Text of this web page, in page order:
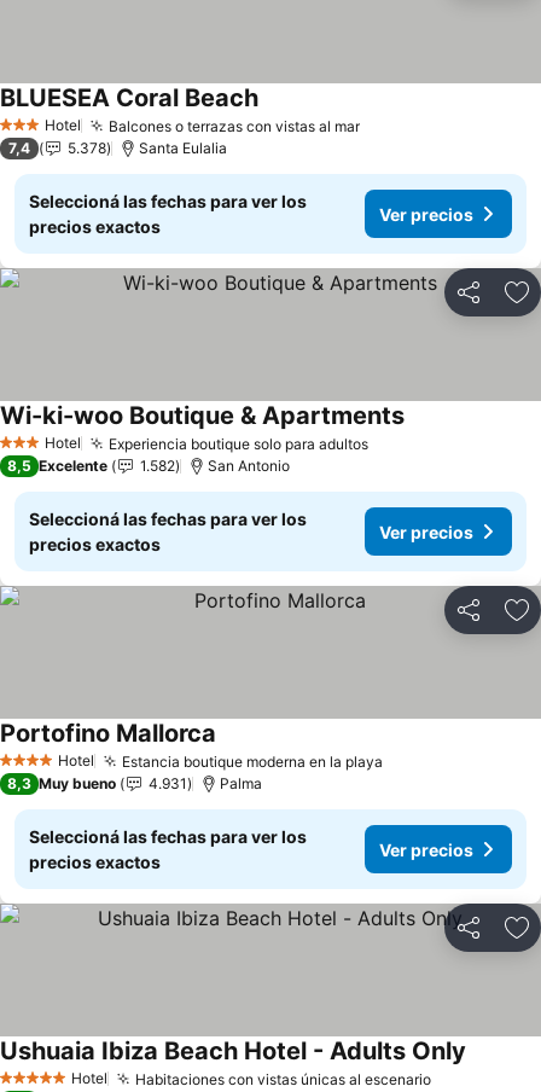
3 Estrellas
Hotel Balcones o terrazas con vistas al marVer precios
BLUESEA Coral BeachVer precios
7,4 5.378 Santa Eulalia
Seleccioná las fechas para ver los
precios exactos
Ver precios
Compartir
3 Estrellas
Hotel Experiencia boutique solo para adultosVer precios
Wi-ki-woo Boutique & ApartmentsVer precios
8,5 Excelente 1.582 San Antonio
Seleccioná las fechas para ver los
precios exactos
Ver precios
Compartir
4 EstrellasHotel Estancia boutique moderna en la playa
Portofino Mallorca
8,3 Muy bueno 4.931 Palma
Seleccioná las fechas para ver los
precios exactos
Ver precios
Compartir
5 Estrellas Hotel Habitaciones con vistas únicas al escenarioVer precios
Ushuaia Ibiza Beach Hotel - Adults Only